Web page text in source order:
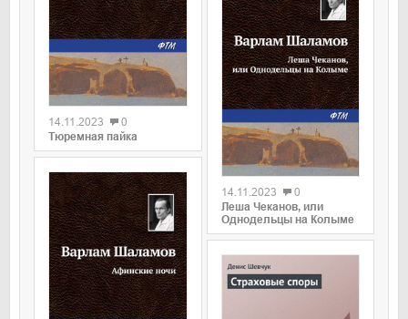
0
14.11.2023
0
Тюремная пайка
0
14.11.2023
0
Леша Чеканов, или
Однодельцы на Колыме